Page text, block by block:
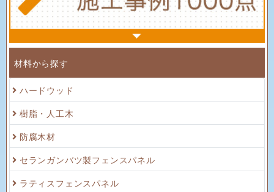
材料から探す
ハードウッド
樹脂・人工木
防腐木材
セランガンバツ製フェンスパネル
ラティスフェンスパネル